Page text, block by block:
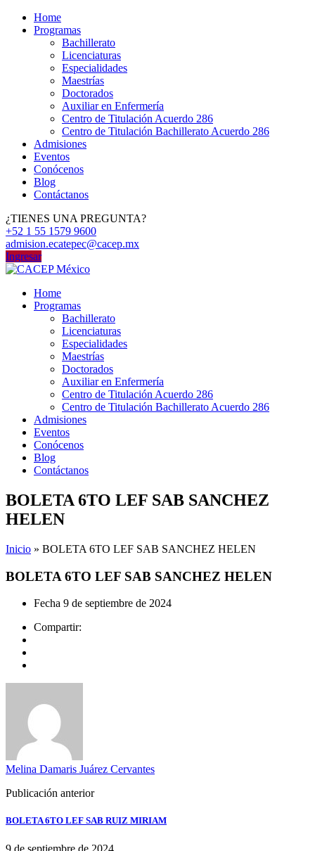
Home
Programas
Bachillerato
Licenciaturas
Especialidades
Maestrías
Doctorados
Auxiliar en Enfermería
Centro de Titulación Acuerdo 286
Centro de Titulación Bachillerato Acuerdo 286
Admisiones
Eventos
Conócenos
Blog
Contáctanos
¿TIENES UNA PREGUNTA?
+52 1 55 1579 9600
admision.ecatepec@cacep.mx
Ingresar
Home
Programas
Bachillerato
Licenciaturas
Especialidades
Maestrías
Doctorados
Auxiliar en Enfermería
Centro de Titulación Acuerdo 286
Centro de Titulación Bachillerato Acuerdo 286
Admisiones
Eventos
Conócenos
Blog
Contáctanos
BOLETA 6TO LEF SAB SANCHEZ
HELEN
Inicio » BOLETA 6TO LEF SAB SANCHEZ HELEN
BOLETA 6TO LEF SAB SANCHEZ HELEN
Fecha 9 de septiembre de 2024
Compartir:
Melina Damaris Juárez Cervantes
Publicación anterior
BOLETA 6TO LEF SAB RUIZ MIRIAM
9 de septiembre de 2024